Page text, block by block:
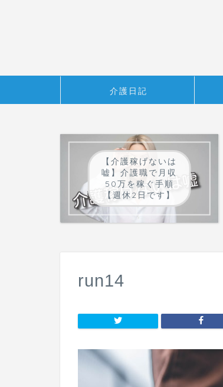
介護日記
【介護稼げないは
嘘】介護職で月収
50万を稼ぐ手順
【週休2日です】
run14